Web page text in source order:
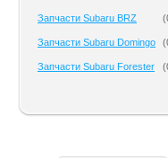
Запчасти Subaru BRZ (
Запчасти Subaru Domingo (
Запчасти Subaru Forester (